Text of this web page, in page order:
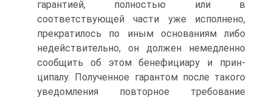
гарантией, полностью или в
соответствующей части уже исполнено,
прекратилось по иным основаниям либо
недействительно, он должен немедленно
сообщить об этом бенефициару и прин­
ципалу. Полученное гарантом после такого
уведомления повторное требование